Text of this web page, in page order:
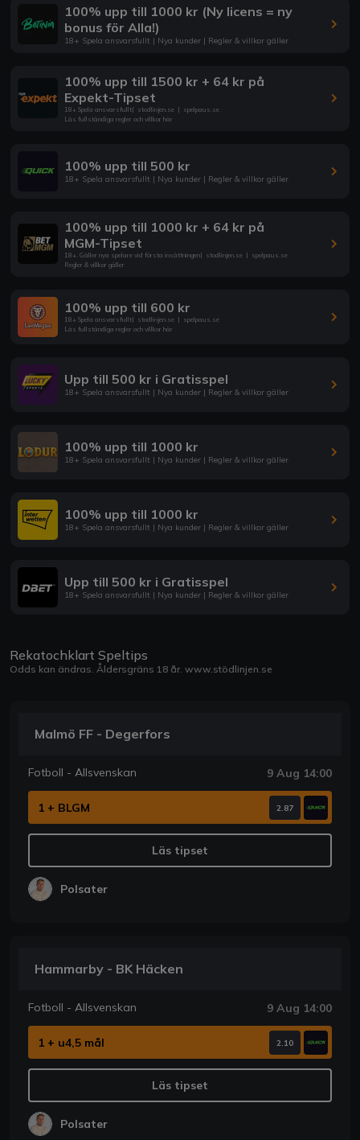
100% upp till 1000 kr (Ny licens = ny
bonus för Alla!)
18+ Spela ansvarsfullt | Nya kunder | Regler & villkor gäller
100% upp till 1500 kr + 64 kr på
Expekt-Tipset
18+ Spela ansvarsfullt| stodlinjen.se | spelpaus.se
Läs fullständiga regler och villkor här
100% upp till 500 kr
18+ Spela ansvarsfullt | Nya kunder | Regler & villkor gäller
100% upp till 1000 kr + 64 kr på
MGM-Tipset
18+. Gäller nya spelare vid första insättningen| stodlinjen.se | spelpaus.se
Regler & villkor gäller
100% upp till 600 kr
18+ Spela ansvarsfullt| stodlinjen.se | spelpaus.se
Läs fullständiga regler och villkor här
Upp till 500 kr i Gratisspel
18+ Spela ansvarsfullt | Nya kunder | Regler & villkor gäller
100% upp till 1000 kr
18+ Spela ansvarsfullt | Nya kunder | Regler & villkor gäller
100% upp till 1000 kr
18+ Spela ansvarsfullt | Nya kunder | Regler & villkor gäller
Upp till 500 kr i Gratisspel
18+ Spela ansvarsfullt | Nya kunder | Regler & villkor gäller
Rekatochklart Speltips
Odds kan ändras. Åldersgräns 18 år. www.stödlinjen.se
Malmö FF - Degerfors
Fotboll - Allsvenskan 9 Aug 14:00
1 + BLGM 2.87
Läs tipset
Polsater
Hammarby - BK Häcken
Fotboll - Allsvenskan 9 Aug 14:00
1 + u4,5 mål 2.10
Läs tipset
Polsater